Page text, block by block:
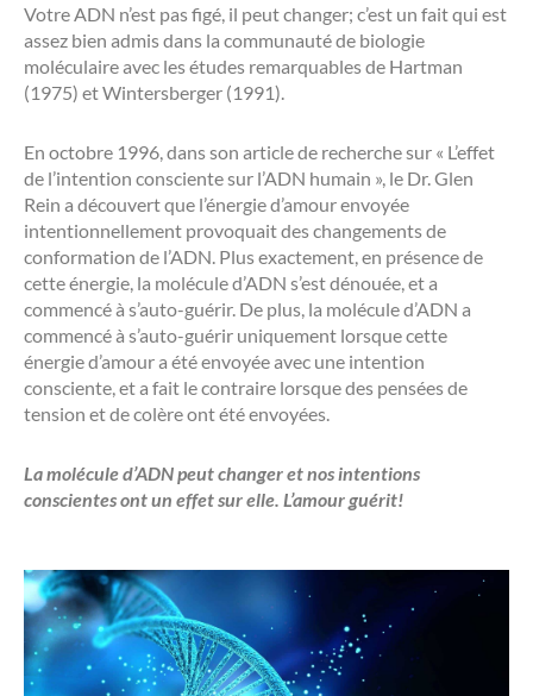
Votre ADN n’est pas figé, il peut changer; c’est un fait qui est
assez bien admis dans la communauté de biologie
moléculaire avec les études remarquables de Hartman
(1975) et Wintersberger (1991).
En octobre 1996, dans son article de recherche sur « L’effet
de l’intention consciente sur l’ADN humain », le Dr. Glen
Rein a découvert que l’énergie d’amour envoyée
intentionnellement provoquait des changements de
conformation de l’ADN. Plus exactement, en présence de
cette énergie, la molécule d’ADN s’est dénouée, et a
commencé à s’auto-guérir. De plus, la molécule d’ADN a
commencé à s’auto-guérir uniquement lorsque cette
énergie d’amour a été envoyée avec une intention
consciente, et a fait le contraire lorsque des pensées de
tension et de colère ont été envoyées.
La molécule d’ADN peut changer et nos intentions
conscientes ont un effet sur elle. L’amour guérit!